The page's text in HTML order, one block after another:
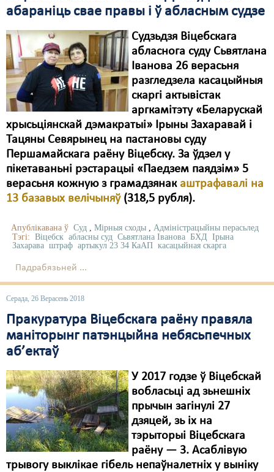
абараніць свае правы і ў абласным судзе
Судзьдзя Віцебскага
абласнога суду Сьвятлана
Іванова 26 верасьня
разгледзела касацыйныя
скаргі актывістак
аргкамітэту «Беларускай
хрысьціянскай дэмакратыі» Ірыны Захаравай і
Тацяны Севярынец на пастановы суду
Першамайскага раёну Віцебску. За ўдзел у
пікетаваньні рэстарацыі «Паедзем паядзім» 5
верасьня кожную з грамадзянак аштрафавалі на
13 базавых велічыняў(318,5 рубля).
Апублікавана ў Суд , Мірныя сходы , Адміністрацыйны перасьлед
Тэгі: Віцебск абласны суд Сьвятлана Іванова БХД Ірына
Захарава штраф артыкул 23 34 КаАП касацыйная скарга
Падрабязьней ...
Серада, 26 Верасень 2018
Пракуратура Віцебскага раёну правяла
маніторынг патэнцыйна небясьпечных
аб’ектаў
У 2017 годзе ў Віцебскай
вобласьці ад зьнешніх
прычын загінулі 27
дзяцей, зь іх на
тэрыторыі Віцебскага
раёну — 3. Асаблівую
трывогу выклікае гібель непаўналетніх у выніку
Правы дзіцяці
Пэнітэнцыярная сыстэма
Распальваньне варожасьці
Рознае
Свабода слова
Свабода сумленьня
Суд
Сьмяротнае пакараньне
Экалёгія
Правы працоўных